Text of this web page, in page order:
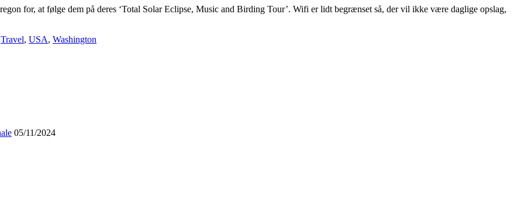
for, at følge dem på deres ‘Total Solar Eclipse, Music and Birding Tour’. Wifi er lidt begrænset så, der vil ikke være daglige opslag,
Travel, USA, Washington
05/11/2024